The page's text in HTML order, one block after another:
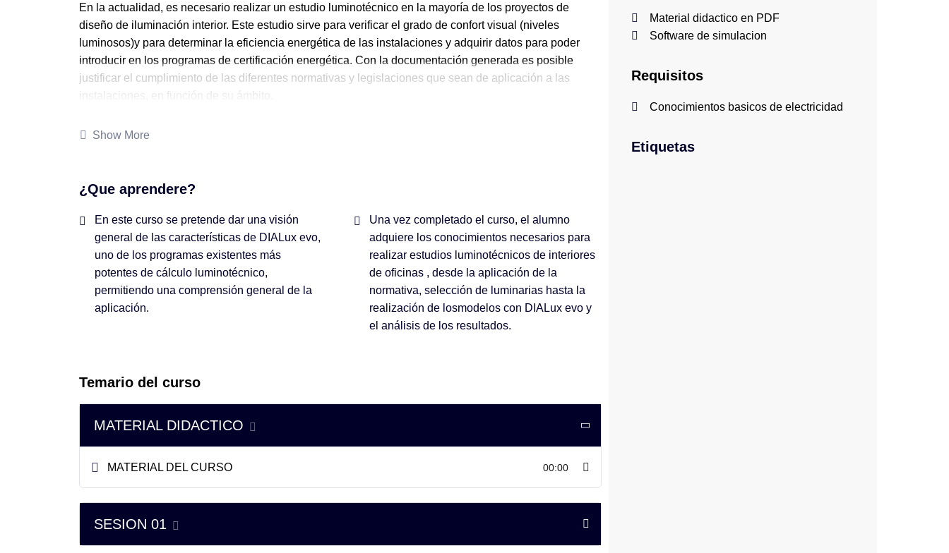
En la actualidad, es necesario realizar un estudio luminotécnico en la mayoría de los proyectos de
diseño de iluminación interior. Este estudio sirve para verificar el grado de confort visual (niveles
luminosos)y para determinar la eficiencia energética de las instalaciones y adquirir datos para poder
introducir en los programas de certificación energética. Con la documentación generada es posible
justificar el cumplimiento de las diferentes normativas y legislaciones que sean de aplicación a las
instalaciones, en función de su ámbito.
Show More
¿Que aprendere?
En este curso se pretende dar una visión
general de las características de DIALux evo,
uno de los programas existentes más
potentes de cálculo luminotécnico,
permitiendo una comprensión general de la
aplicación.
Una vez completado el curso, el alumno
adquiere los conocimientos necesarios para
realizar estudios luminotécnicos de interiores
de oficinas , desde la aplicación de la
normativa, selección de luminarias hasta la
realización de losmodelos con DIALux evo y
el análisis de los resultados.
Temario del curso
MATERIAL DIDACTICO
MATERIAL DEL CURSO 00:00
SESION 01
Material didactico en PDF
Software de simulacion
Requisitos
Conocimientos basicos de electricidad
Etiquetas